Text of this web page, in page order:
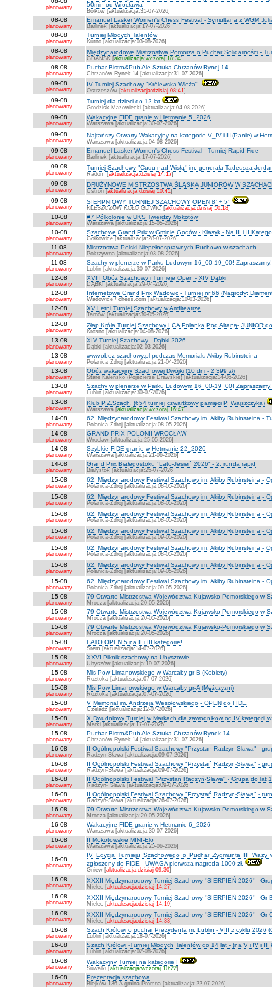
planowany
50min od Wrocławia
Bolków [aktualizacja:31-07-2026]
08-08
planowany
Emanuel Lasker Women's Chess Festival - Symultana z WGM
Barlinek [aktualizacja:17-07-2026]
08-08
planowany
Turniej Młodych Talentów
Kutno [aktualizacja:03-08-2026]
08-08
planowany
Międzynarodowe Mistrzostwa Pomorza o Puchar Solidarności -
GDAŃSK [aktualizacja:wczoraj 18:34]
08-08
planowany
Puchar Bistro&Pub Ale Sztuka Chrzanów Rynej 14
Chrzanów Rynek 14 [aktualizacja:31-07-2026]
09-08
planowany
IV Turniej Szachowy "Królewska Wieża"
Ostrzeszów [aktualizacja:dzisiaj 08:41]
09-08
planowany
Turniej dla dzieci do 12 lat
Grodzisk Mazowiecki [aktualizacja:04-08-2026]
09-08
planowany
Wakacyjne FIDE granie w Hetmanie 5_2026
Warszawa [aktualizacja:30-07-2026]
09-08
planowany
Najtańszy Otwarty Wakacyjny na kategorie V_IV i III(Panie) w
Warszawa [aktualizacja:04-08-2026]
09-08
planowany
Emanuel Lasker Women's Chess Festival - Turniej Rapid Fide
Barlinek [aktualizacja:17-07-2026]
09-08
planowany
Turniej Szachowy "Cudu nad Wisłą" im. generała Tadeusza
Radom [aktualizacja:dzisiaj 14:17]
09-08
planowany
DRUŻYNOWE MISTRZOSTWA ŚLĄSKA JUNIORÓW W
Ustroń [aktualizacja:dzisiaj 10:41]
09-08
planowany
SIERPNIOWY TURNIEJ SZACHOWY OPEN 8' + 5"
KLESZCZÓW KOŁO GLIWIC [aktualizacja:dzisiaj 10:18]
10-08
planowany
#7 Półkolonie w UKS Twierdzy Mokotów
Warszawa [aktualizacja:15-05-2026]
10-08
planowany
Szachowe Grand Prix w Gminie Godów - Klasyk - Na III i II
Gołkowice [aktualizacja:28-07-2026]
11-08
planowany
Mistrzostwa Polski Niepełnosprawnych Ruchowo w szachach
Pokrzywna [aktualizacja:03-08-2026]
11-08
planowany
Szachy w plenerze w Parku Ludowym 16_00-19_00! Zapraszamy!
Lublin [aktualizacja:30-07-2026]
12-08
planowany
XVIII Obóz Szachowy i Turnieje Open - XIV Dąbki
DĄBKI [aktualizacja:29-04-2026]
12-08
planowany
Internetowe Grand Prix Wadowic - Turniej nr 66 (Nagrody:
Wadowice / chess.com [aktualizacja:10-03-2026]
12-08
planowany
XV Letni Turniej Szachowy w Amfiteatrze
Tarnów [aktualizacja:30-05-2026]
12-08
planowany
Złap Króla Turniej Szachowy LCA Polanka Pod Altaną- JUNIOR
Krosno [aktualizacja:04-08-2026]
13-08
planowany
XIV Turniej Szachowy - Dąbki 2026
Dąbki [aktualizacja:02-03-2026]
13-08
planowany
www.oboz-szachowy.pl podczas Memoriału Akiby Rubinsteina
Polanica Zdrój [aktualizacja:21-04-2026]
13-08
planowany
Obóz wakacyjny Szachowej Dwójki (10 dni - 2 399 zł)
Stare Kaleńsko (Pojezierze Drawskie) [aktualizacja:14-06-2026]
13-08
planowany
Szachy w plenerze w Parku Ludowym 16_00-19_00! Zapraszamy!
Lublin [aktualizacja:30-07-2026]
13-08
planowany
Klub P.Z.Szach. (654 turniej czwartkowy pamięci P. Wajszczyka)
Warszawa [aktualizacja:wczoraj 16:47]
14-08
planowany
62. Międzynarodowy Festiwal Szachowy im. Akiby Rubinsteina -
Polanica-Zdrój [aktualizacja:08-05-2026]
14-08
planowany
GRAND PRIX POLONII WROCŁAW
Wrocław [aktualizacja:25-05-2026]
14-08
planowany
Szybkie FIDE granie w Hetmanie 22_2026
Warszawa [aktualizacja:21-06-2026]
14-08
planowany
Grand Prix Białegostoku "Lato-Jesień 2026" - 2. runda rapid
Białystok [aktualizacja:25-07-2026]
15-08
planowany
62. Międzynarodowy Festiwal Szachowy im. Akiby Rubinsteina -
Polanica-Zdrój [aktualizacja:08-05-2026]
15-08
planowany
62. Międzynarodowy Festiwal Szachowy im. Akiby Rubinsteina -
Polanica-Zdrój [aktualizacja:08-05-2026]
15-08
planowany
62. Międzynarodowy Festiwal Szachowy im. Akiby Rubinsteina -
Polanica-Zdrój [aktualizacja:08-05-2026]
15-08
planowany
62. Międzynarodowy Festiwal Szachowy im. Akiby Rubinsteina -
Polanica-Zdrój [aktualizacja:09-05-2026]
15-08
planowany
62. Międzynarodowy Festiwal Szachowy im. Akiby Rubinsteina -
Polanica-Zdrój [aktualizacja:08-05-2026]
15-08
planowany
62. Międzynarodowy Festiwal Szachowy im. Akiby Rubinsteina -
Polanica-Zdrój [aktualizacja:09-05-2026]
15-08
planowany
62. Międzynarodowy Festiwal Szachowy im. Akiby Rubinsteina -
Polanica-Zdrój [aktualizacja:09-05-2026]
15-08
planowany
79 Otwarte Mistrzostwa Województwa Kujawsko-Pomorskiego w
Mrocza [aktualizacja:20-05-2026]
15-08
planowany
79 Otwarte Mistrzostwa Województwa Kujawsko-Pomorskiego w
Mrocza [aktualizacja:20-05-2026]
15-08
planowany
79 Otwarte Mistrzostwa Województwa Kujawsko-Pomorskiego w
Mrocza [aktualizacja:20-05-2026]
15-08
planowany
LATO OPEN 5 na II i III kategorię!
Śrem [aktualizacja:14-07-2026]
15-08
planowany
XXVI Piknik szachowy na Ubyszowie
Ubyszów [aktualizacja:19-07-2026]
15-08
planowany
Mis Pow Limanowskiego w Warcaby gr-B (Kobiety)
Roztoka [aktualizacja:07-07-2026]
15-08
planowany
Mis Pow Limanowskiego w Warcaby gr-A (Mężczyzni)
Roztoka [aktualizacja:07-07-2026]
15-08
planowany
V Memoriał im. Andrzeja Wesołowskiego - OPEN do FIDE
Czeladź [aktualizacja:12-07-2026]
15-08
planowany
X Dwudniowy Turniej w Markach dla zawodnikow od IV kategorii
Marki [aktualizacja:17-07-2026]
15-08
planowany
Puchar Bistro&Pub Ale Sztuka Chrzanów Rynek 14
Chrzanów Rynek 14 [aktualizacja:31-07-2026]
16-08
planowany
II Ogólnopolski Festiwal Szachowy "Przystan Radzyn-Sława" -
Radzyn-Sława [aktualizacja:09-07-2026]
16-08
planowany
II Ogólnopolski Festiwal Szachowy "Przystań Radzyn-Sława" -
Radzyn-Sława [aktualizacja:09-07-2026]
16-08
planowany
II Ogólnopolski Festiwal "Przystań Radzyń-Sława" - Grupa do lat
Radzyn- Sława [aktualizacja:09-07-2026]
16-08
planowany
II Ogólnopolski Festiwal Szachowy "Przystań Radzyn-Sława" -
Radzyń-Sława [aktualizacja:26-07-2026]
16-08
planowany
79 Otwarte Mistrzostwa Województwa Kujawsko-Pomorskiego w
Mrocza [aktualizacja:20-05-2026]
16-08
planowany
Wakacyjne FIDE granie w Hetmanie 6_2026
Warszawa [aktualizacja:30-07-2026]
16-08
planowany
II Mokotowskie MINI-Elo
Warszawa [aktualizacja:25-06-2026]
16-08
planowany
IV Edycja Turnieju Szachowego o Puchar Zygmunta III Wazy
zgłoszony do FIDE - UWAGA pierwsza nagroda 1000 zł.
Gniew [aktualizacja:dzisiaj 09:30]
16-08
planowany
XXXII Międzynarodowy Turniej Szachowy "SIERPIEŃ 2026" -
Mielec [aktualizacja:dzisiaj 14:27]
16-08
planowany
XXXII Międzynarodowy Turniej Szachowy "SIERPIEŃ 2026" - Gr
Mielec [aktualizacja:dzisiaj 14:19]
16-08
planowany
XXXII Międzynarodowy Turniej Szachowy "SIERPIEŃ 2026" - Gr
Mielec [aktualizacja:dzisiaj 14:33]
16-08
planowany
Szach Królowi o puchar Prezydenta m. Lublin - VIII z cyklu 2026
Lublin [aktualizacja:18-07-2026]
16-08
planowany
Szach Królowi -Turniej Młodych Talentów do 14 lat - (na V i IV i III
Lublin [aktualizacja:02-08-2026]
16-08
planowany
Wakacyjny Turniej na kategorie I
Suwałki [aktualizacja:wczoraj 10:22]
16-08
planowany
Prezentacja szachowa
Biejków 136 A gmina Promna [aktualizacja:22-07-2026]